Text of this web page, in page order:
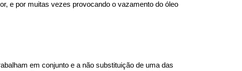
e por muitas vezes provocando o vazamento do óleo
em conjunto e a não substituição de uma das